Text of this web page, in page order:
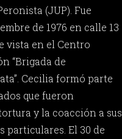
(JUP). Fue
de 1976 en calle 13
vista en el Centro
“Brigada de
Cecilia formó parte
que fueron
y la coacción a sus
particulares. El 30 de